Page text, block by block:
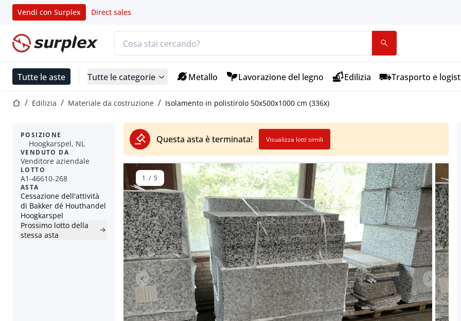
Vendi con Surplex Direct sales
Home
Tutte le aste Tutte le categorie Metallo Lavorazione del legno Edilizia Trasporto e
Home Edilizia Materiale da costruzione Isolamento in polistirolo 50x500x1000 cm (336x)
Questa asta è terminata! Visualizza lotti simili
POSIZIONE
Hoogkarspel, NL
VENDUTO DA
Venditore aziendale
LOTTO
A1-46610-268
ASTA
Cessazione dell'attività
di Bakker dé Houthandel
Hoogkarspel
Prossimo lotto della
stessa asta
Articolo precedente Articolo
1 / 5